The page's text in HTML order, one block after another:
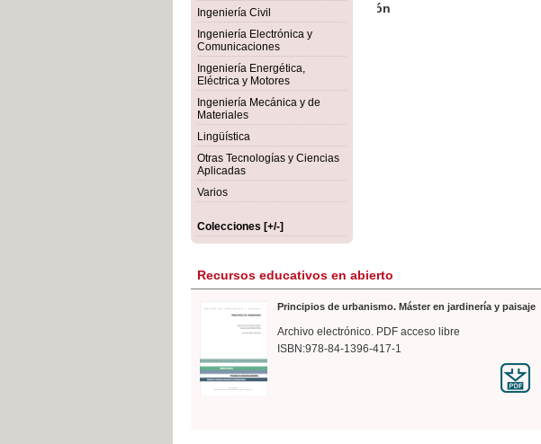
Ingeniería Civil
Ingeniería Electrónica y
Comunicaciones
Ingeniería Energética,
Eléctrica y Motores
Ingeniería Mecánica y de
Materiales
Lingüística
Otras Tecnologías y Ciencias
Aplicadas
Varios
Colecciones [+/-]
Botánica Agroalimentaria
Recursos educativos en abierto
Principios de urbanismo. Máster en jardinería y paisaje
Archivo electrónico. PDF acceso libre
ISBN:978-84-1396-417-1